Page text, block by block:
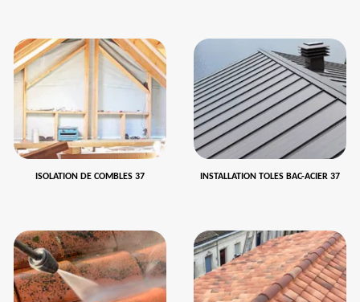
ISOLATION DE COMBLES 37 INSTALLATION TOLES BAC-ACIER 37